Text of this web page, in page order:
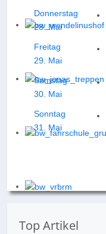
Donnerstag
28. Mai
Freitag
29. Mai
Samstag
30. Mai
Sonntag
31. Mai
Top Artikel